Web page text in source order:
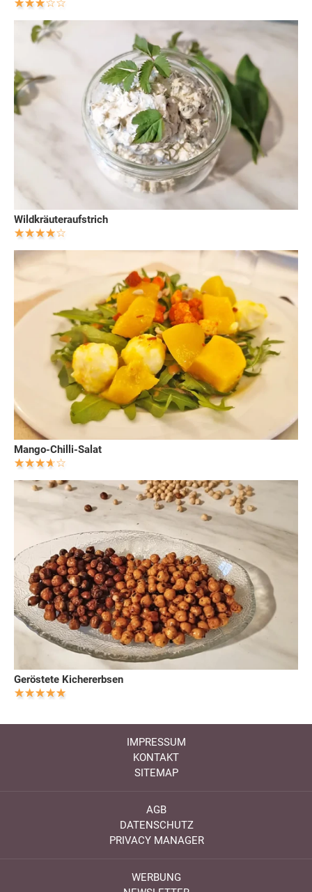
Wildkräuteraufstrich
Mango-Chilli-Salat
Geröstete Kichererbsen
IMPRESSUM
KONTAKT
SITEMAP
AGB
DATENSCHUTZ
PRIVACY MANAGER
WERBUNG